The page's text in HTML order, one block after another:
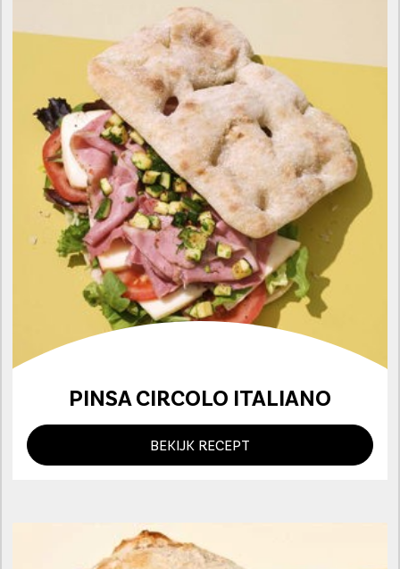
PINSA CIRCOLO ITALIANO
BEKIJK RECEPT